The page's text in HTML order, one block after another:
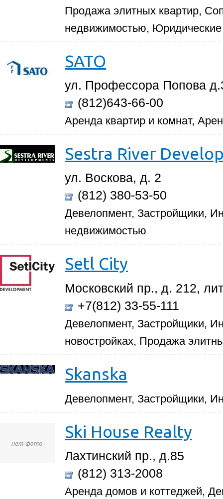
Продажа элитных квартир,
недвижимостью, Юридические
SATO
ул. Профессора Попова
(812)643-66-00
Аренда квартир и комнат,
Sestra River
ул. Воскова, д. 2
(812) 380-53-50
Девелопмент, Застройщики,
недвижимостью
Setl City
Московский пр., д. 212,
+7(812) 33-55-111
Девелопмент, Застройщики,
новостройках, Продажа
Skanska
Девелопмент, Застройщики,
Ski House Realty
Лахтинский пр., д.85
(812) 313-2008
Аренда домов и коттеджей,